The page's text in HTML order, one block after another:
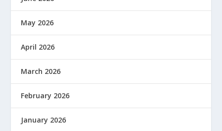
May 2026
April 2026
March 2026
February 2026
January 2026